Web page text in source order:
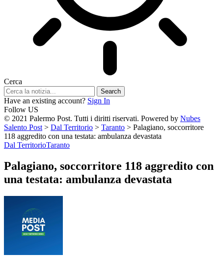
Cerca
Have an existing account? Sign In
Follow US
© 2021 Palermo Post. Tutti i diritti riservati. Powered by Nubes
Salento Post > Dal Territorio > Taranto > Palagiano, soccorritore
118 aggredito con una testata: ambulanza devastata
Dal TerritorioTaranto
Palagiano, soccorritore 118 aggredito con
una testata: ambulanza devastata